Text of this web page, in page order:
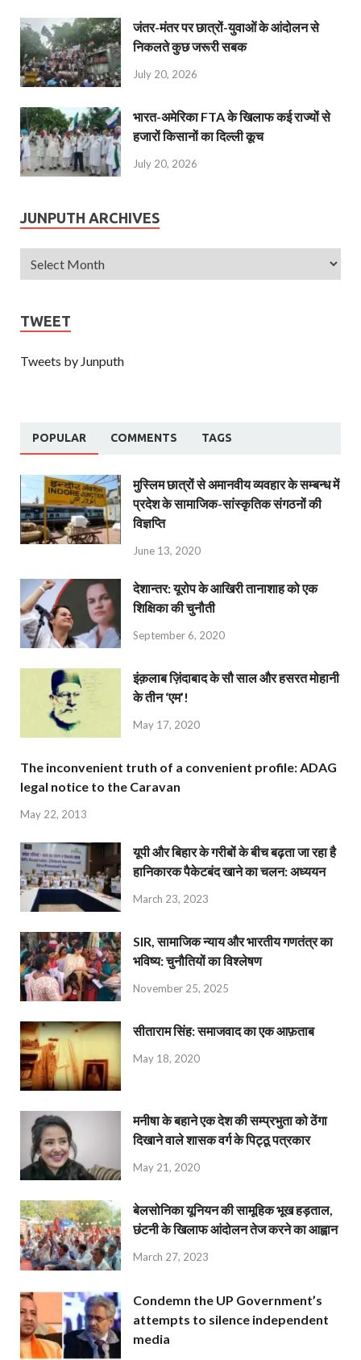
जंतर-मंतर पर छात्रों-युवाओं के आंदोलन से
निकलते कुछ जरूरी सबक
July 20, 2026
भारत-अमेरिका FTA के खिलाफ कई राज्यों से
हजारों किसानों का दिल्ली कूच
July 20, 2026
JUNPUTH ARCHIVES
TWEET
Tweets by Junputh
POPULAR COMMENTS TAGS
मुस्लिम छात्रों से अमानवीय व्यवहार के सम्बन्ध में
प्रदेश के सामाजिक-सांस्कृतिक संगठनों की
विज्ञप्ति
June 13, 2020
देशान्‍तर: यूरोप के आखिरी तानाशाह को एक
शिक्षिका की चुनौती
September 6, 2020
इंक़लाब ज़िंदाबाद के सौ साल और हसरत मोहानी
के तीन ‘एम’!
May 17, 2020
The inconvenient truth of a convenient profile: ADAG
legal notice to the Caravan
May 22, 2013
यूपी और बिहार के गरीबों के बीच बढ़ता जा रहा है
हानिकारक पैकेटबंद खाने का चलन: अध्ययन
March 23, 2023
SIR, सामाजिक न्याय और भारतीय गणतंत्र का
भविष्य: चुनौतियों का विश्लेषण
November 25, 2025
सीताराम सिंह: समाजवाद का एक आफ़ताब
May 18, 2020
मनीषा के बहाने एक देश की सम्प्रभुता को ठेंगा
दिखाने वाले शासक वर्ग के पिट्ठू पत्रकार
May 21, 2020
बेलसोनिका यूनियन की सामूहिक भूख हड़ताल,
छंटनी के खिलाफ आंदोलन तेज करने का आह्वान
March 27, 2023
Condemn the UP Government’s
attempts to silence independent
media